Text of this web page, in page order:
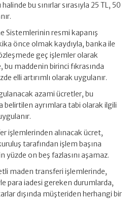
bu sınırlar sırasıyla 25 TL, 50
Sistemlerinin resmi kapanış
önce olmak kaydıyla, banka ile
geç işlemler olarak
bu maddenin birinci fıkrasında
elli artırımlı olarak uygulanır.
azami ücretler, bu
belirtilen ayrımlara tabi olarak ilgili
işlemlerinden alınacak ücret,
tarafından işlem başına
on beş fazlasını aşamaz.
maden transferi işlemlerinde,
para iadesi gereken durumlarda,
dışında müşteriden herhangi bir